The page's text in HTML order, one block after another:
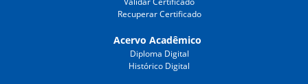
Recuperar Certificado
Acervo Acadêmico
Diploma Digital
Histórico Digital